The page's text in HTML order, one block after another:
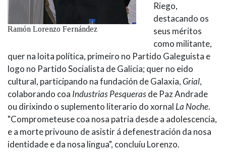
Ramón Lorenzo Fernández
Riego,
destacando os
seus méritos
como militante,
quer na loita política, primeiro no Partido Galeguista e
logo no Partido Socialista de Galicia; quer no eido
cultural, participando na fundación de Galaxia,Grial,
colaborando coa Industrias Pesquerasde Paz Andrade
ou dirixindo o suplemento literario do xornalLa Noche.
"Comprometeuse coa nosa patria desde a adolescencia,
e a morte privouno de asistir á defenestración da nosa
identidade e da nosa lingua", concluíu Lorenzo.